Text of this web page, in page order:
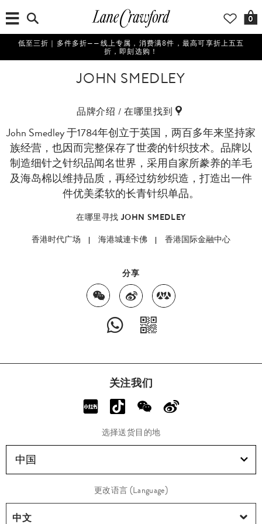
0
低至三折｜多件多折——线上专属，消费满8件，最高可享折上五五
折，即刻选购！
JOHN SMEDLEY
品牌介绍 / 在哪里找到
John Smedley 于1784年创立于英国，两百多年来坚持家
族经营，也因而完整保存了世袭的针织技术。品牌以
制造细针之针织品闻名世界，采用自家所豢养的羊毛
及海岛棉以维持品质，再经过纺纱织造，打造出一件
件优美柔软的长青针织单品。
在哪里寻找 JOHN SMEDLEY
香港时代广场
海港城連卡佛 香港国际金融中心
分享
关注我们
选择送货目的地
中国
更改语言 (Language)